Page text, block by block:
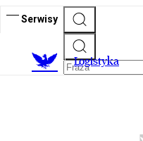
Serwisy
Logistyka